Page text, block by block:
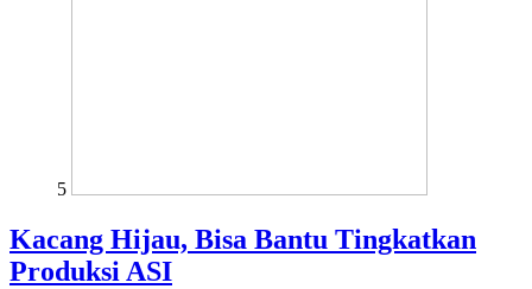
5
Kacang Hijau, Bisa Bantu Tingkatkan
Produksi ASI